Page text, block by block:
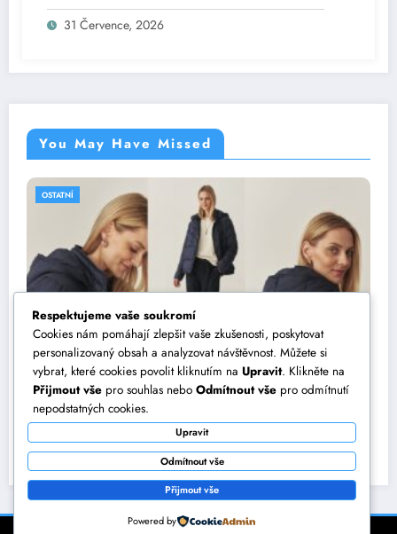
31 Července, 2026
You May Have Missed
OSTATNÍ
Jak vytvořit dokonalý outfit? Vsaďte na
dámské bundy TATUUM
22 září, 2025 Eliška
Respektujeme vaše soukromí
Cookies nám pomáhají zlepšit vaše zkušenosti, poskytovat
personalizovaný obsah a analyzovat návštěvnost. Můžete si
vybrat, které cookies povolit kliknutím na Upravit. Klikněte na
Přijmout vše pro souhlas nebo Odmítnout vše pro odmítnutí
nepodstatných cookies.
Upravit
Odmítnout vše
Přijmout vše
Powered by